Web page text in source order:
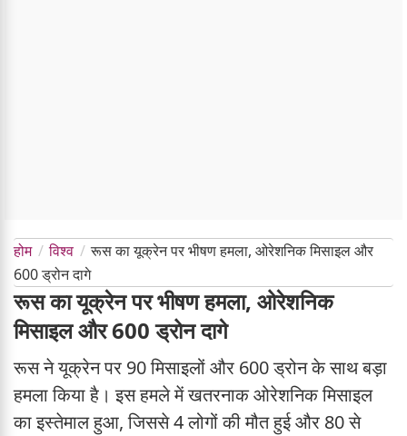
होम विश्व
रूस का यूक्रेन पर भीषण हमला, ओरेशनिक मिसाइल और
600 ड्रोन दागे
रूस का यूक्रेन पर भीषण हमला, ओरेशनिक
मिसाइल और 600 ड्रोन दागे
रूस ने यूक्रेन पर 90 मिसाइलों और 600 ड्रोन के साथ बड़ा
हमला किया है। इस हमले में खतरनाक ओरेशनिक मिसाइल
का इस्तेमाल हुआ, जिससे 4 लोगों की मौत हुई और 80 से